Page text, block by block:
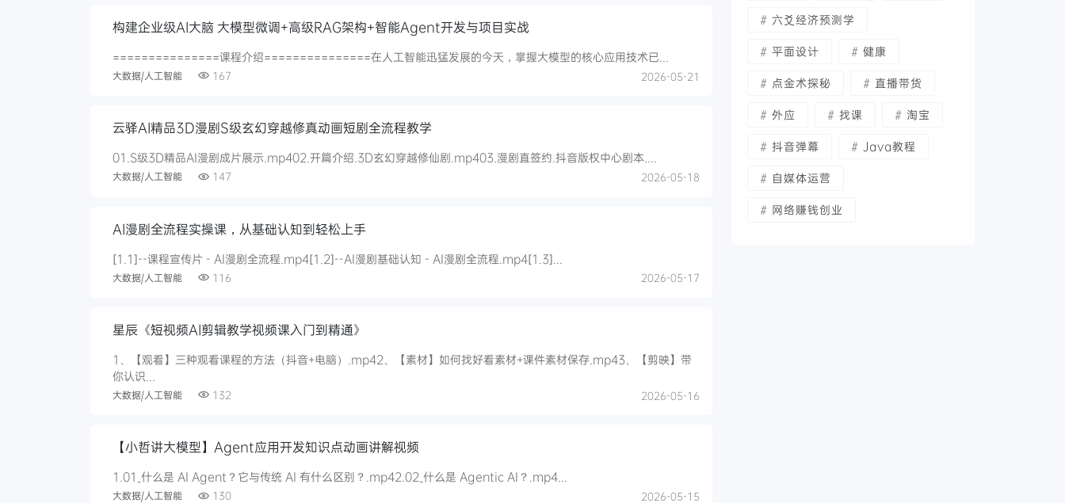
构建企业级AI大脑 大模型微调+高级RAG架构+智能Agent开发与项目实战
===============课程介绍===============在人工智能迅猛发展的今天，掌握大模型的核心应用技术已...
大数据/人工智能 167 2026-05-21
云驿AI精品3D漫剧S级玄幻穿越修真动画短剧全流程教学
01.S级3D精品AI漫剧成片展示.mp402.开篇介绍.3D玄幻穿越修仙剧.mp403.漫剧直签约.抖音版权中心剧本....
大数据/人工智能 147 2026-05-18
AI漫剧全流程实操课，从基础认知到轻松上手
[1.1]--课程宣传片 - AI漫剧全流程.mp4[1.2]--AI漫剧基础认知 - AI漫剧全流程.mp4[1.3]...
大数据/人工智能 116 2026-05-17
星辰《短视频AI剪辑教学视频课入门到精通》
1、【观看】三种观看课程的方法（抖音+电脑）.mp42、【素材】如何找好看素材+课件素材保存.mp43、【剪映】带
你认识...
大数据/人工智能 132 2026-05-16
【小哲讲大模型】Agent应用开发知识点动画讲解视频
1.01_什么是 AI Agent？它与传统 AI 有什么区别？.mp42.02_什么是 Agentic AI？.mp4...
大数据/人工智能 130 2026-05-15
六爻经济预测学
平面设计 健康
点金术探秘 直播带货
外应 找课 淘宝
抖音弹幕 Java教程
自媒体运营
网络赚钱创业